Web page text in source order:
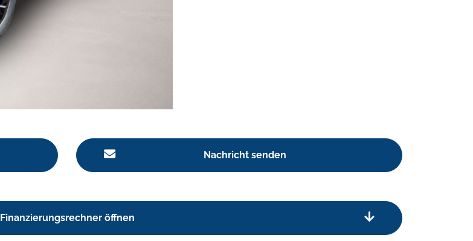
Nachricht senden
Finanzierungsrechner öffnen